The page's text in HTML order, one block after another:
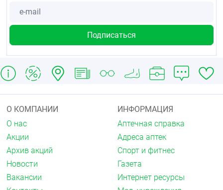
О КОМПАНИИ
О нас
Акции
Архив акций
Новости
Вакансии
ИНФОРМАЦИЯ
Аптечная справка
Адреса аптек
Спорт и фитнес
Газета
Интернет ресурсы